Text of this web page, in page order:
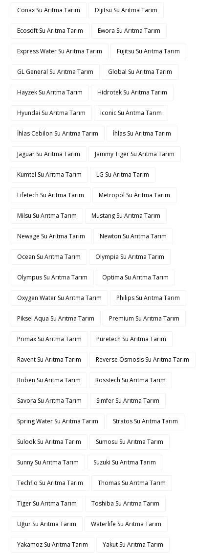
Conax Su Arıtma Tarım Dijitsu Su Arıtma Tarım
Ecosoft Su Arıtma Tarım Ewora Su Arıtma Tarım
Express Water Su Arıtma Tarım Fujitsu Su Arıtma Tarım
GL General Su Arıtma Tarım Global Su Arıtma Tarım
Hayzek Su Arıtma Tarım Hidrotek Su Arıtma Tarım
Hyundai Su Arıtma Tarım Iconic Su Arıtma Tarım
İhlas Cebilon Su Arıtma Tarım İhlas Su Arıtma Tarım
Jaguar Su Arıtma Tarım Jammy Tiger Su Arıtma Tarım
Kumtel Su Arıtma Tarım LG Su Arıtma Tarım
Lifetech Su Arıtma Tarım Metropol Su Arıtma Tarım
Milsu Su Arıtma Tarım Mustang Su Arıtma Tarım
Newage Su Arıtma Tarım Newton Su Arıtma Tarım
Ocean Su Arıtma Tarım Olympia Su Arıtma Tarım
Olympus Su Arıtma Tarım Optima Su Arıtma Tarım
Oxygen Water Su Arıtma Tarım Philips Su Arıtma Tarım
Piksel Aqua Su Arıtma Tarım Premium Su Arıtma Tarım
Primax Su Arıtma Tarım Puretech Su Arıtma Tarım
Ravent Su Arıtma Tarım Reverse Osmosis Su Arıtma Tarım
Roben Su Arıtma Tarım Rosstech Su Arıtma Tarım
Savora Su Arıtma Tarım Simfer Su Arıtma Tarım
Spring Water Su Arıtma Tarım Stratos Su Arıtma Tarım
Sulook Su Arıtma Tarım Sumosu Su Arıtma Tarım
Sunny Su Arıtma Tarım Suzuki Su Arıtma Tarım
Techflo Su Arıtma Tarım Thomas Su Arıtma Tarım
Tiger Su Arıtma Tarım Toshiba Su Arıtma Tarım
Uğur Su Arıtma Tarım Waterlife Su Arıtma Tarım
Yakamoz Su Arıtma Tarım Yakut Su Arıtma Tarım